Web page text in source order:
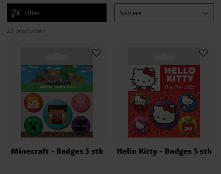
Filter Sortere
22 produkter
Minecraft - Badges 5 stk Hello Kitty - Badges 5 stk